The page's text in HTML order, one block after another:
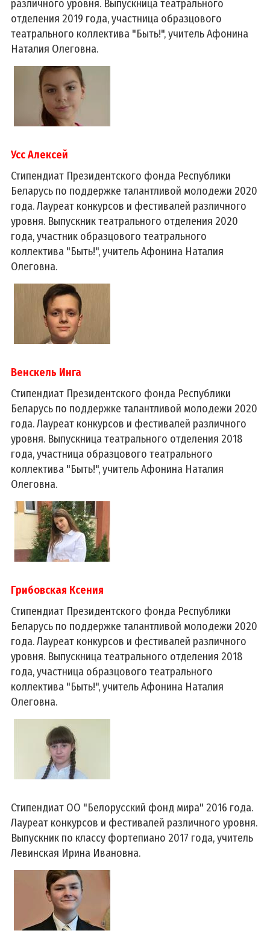
различного уровня. Выпускница театрального
отделения 2019 года, участница образцового
театрального коллектива "Быть!", учитель Афонина
Наталия Олеговна.
Усс Алексей
Стипендиат Президентского фонда Республики
Беларусь по поддержке талантливой молодежи 2020
года. Лауреат конкурсов и фестивалей различного
уровня. Выпускник театрального отделения 2020
года, участник образцового театрального
коллектива "Быть!", учитель Афонина Наталия
Олеговна.
Венскель Инга
Стипендиат Президентского фонда Республики
Беларусь по поддержке талантливой молодежи 2020
года. Лауреат конкурсов и фестивалей различного
уровня. Выпускница театрального отделения 2018
года, участница образцового театрального
коллектива "Быть!", учитель Афонина Наталия
Олеговна.
Грибовская Ксения
Стипендиат Президентского фонда Республики
Беларусь по поддержке талантливой молодежи 2020
года. Лауреат конкурсов и фестивалей различного
уровня. Выпускница театрального отделения 2018
года, участница образцового театрального
коллектива "Быть!", учитель Афонина Наталия
Олеговна.
Стипендиат ОО "Белорусский фонд мира" 2016 года.
Лауреат конкурсов и фестивалей различного уровня.
Выпускник по классу фортепиано 2017 года, учитель
Левинская Ирина Ивановна.